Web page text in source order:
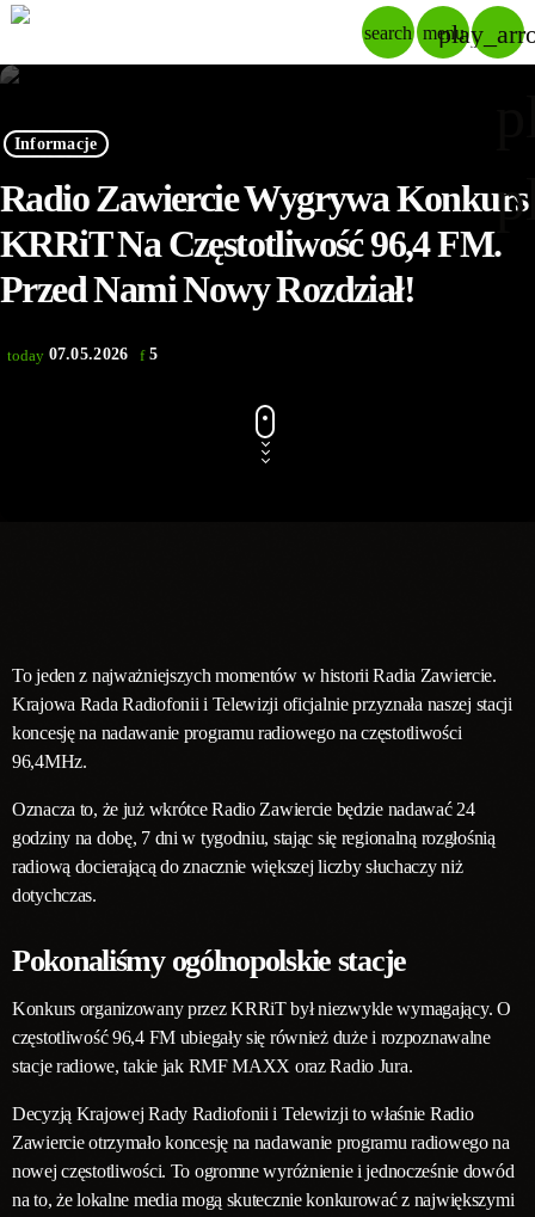
search menu
Informacje
Radio Zawiercie Wygrywa Konkurs
KRRiT Na Częstotliwość 96,4 FM.
Przed Nami Nowy Rozdział!
today 07.05.2026 5
To jeden z najważniejszych momentów w historii Radia Zawiercie.
Krajowa Rada Radiofonii i Telewizji oficjalnie przyznała naszej stacji
koncesję na nadawanie programu radiowego na częstotliwości
96,4MHz.
Oznacza to, że już wkrótce Radio Zawiercie będzie nadawać 24
godziny na dobę, 7 dni w tygodniu, stając się regionalną rozgłośnią
radiową docierającą do znacznie większej liczby słuchaczy niż
dotychczas.
Pokonaliśmy ogólnopolskie stacje
Konkurs organizowany przez KRRiT był niezwykle wymagający. O
częstotliwość 96,4 FM ubiegały się również duże i rozpoznawalne
stacje radiowe, takie jak RMF MAXX oraz Radio Jura.
Decyzją Krajowej Rady Radiofonii i Telewizji to właśnie Radio
Zawiercie otrzymało koncesję na nadawanie programu radiowego na
nowej częstotliwości. To ogromne wyróżnienie i jednocześnie dowód
na to, że lokalne media mogą skutecznie konkurować z największymi